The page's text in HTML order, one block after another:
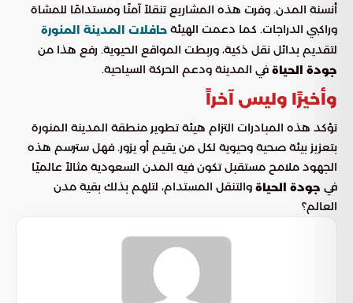
أنسنة المدن. وفرت هذه المشاريع تنقلاً آمنًا ومستدامًا للمشاة
وراكبي الدراجات. كما دعمت الهيئة حافلات المدينة المنورة
لتقديم بدائل نقل ذكية، وربطت المواقع الحيوية. رفع هذا من
جودة الحياة في المدينة ودعم الحركة السياحية.
وأخيرًا وليس آخراً
تؤكد هذه المبادرات التزام هيئة تطوير منطقة المدينة المنورة
بتعزيز بيئة صحية وحيوية لكل من يقيم أو يزور. فهل سترسم هذه
الجهود ملامح مستقبل تكون فيه المدن السعودية مثالاً عالميًا
في جودة الحياة والتنقل المستدام، لتلهم بذلك بقية مدن
العالم؟